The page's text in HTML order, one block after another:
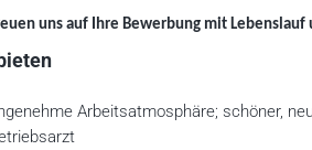
uns auf Ihre Bewerbung mit
Arbeitsatmosphäre; schöner,